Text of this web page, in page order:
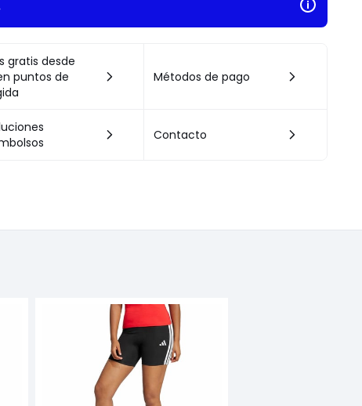
gratis desde
puntos de
Métodos de pago
Contacto